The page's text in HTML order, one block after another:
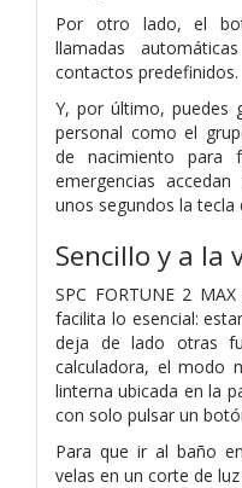
Por otro lado, el
llamadas
contactos predefinidos.
Y, por último, puedes
personal como el
de nacimiento para
emergencias
unos segundos la tecla
Sencillo y a la
SPC FORTUNE 2
facilita lo esencial:
deja de lado otras
calculadora, el modo
linterna ubicada en la
con solo pulsar un
Para que ir al baño
velas en un corte de